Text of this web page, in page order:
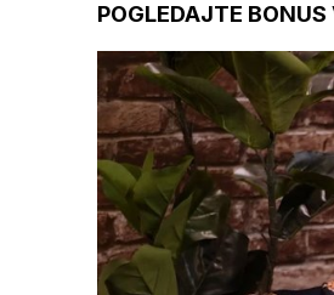
POGLEDAJTE